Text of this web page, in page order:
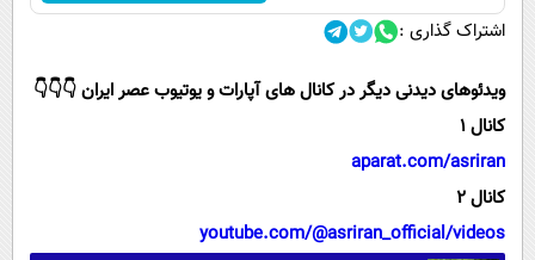
اشتراک گذاری :
ویدئوهای دیدنی دیگر در کانال های آپارات و یوتیوب عصر ایران 👇👇👇
کانال 1
aparat.com/asriran
کانال 2
youtube.com/@asriran_official/videos